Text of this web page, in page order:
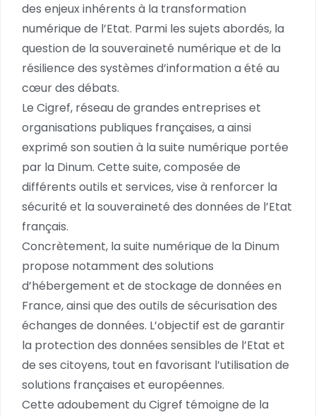
des enjeux inhérents à la transformation
numérique de l’Etat. Parmi les sujets abordés, la
question de la souveraineté numérique et de la
résilience des systèmes d’information a été au
cœur des débats.
Le Cigref, réseau de grandes entreprises et
organisations publiques françaises, a ainsi
exprimé son soutien à la suite numérique portée
par la Dinum. Cette suite, composée de
différents outils et services, vise à renforcer la
sécurité et la souveraineté des données de l’Etat
français.
Concrètement, la suite numérique de la Dinum
propose notamment des solutions
d’hébergement et de stockage de données en
France, ainsi que des outils de sécurisation des
échanges de données. L’objectif est de garantir
la protection des données sensibles de l’Etat et
de ses citoyens, tout en favorisant l’utilisation de
solutions françaises et européennes.
Cette adoubement du Cigref témoigne de la